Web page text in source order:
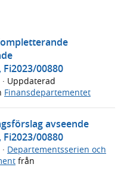
00880
· Uppdaterad
Finansdepartementet
avseende
00880
· Departementsserien och
från